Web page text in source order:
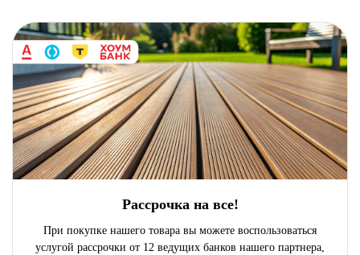
Рассрочка на все!
При покупке нашего товара вы можете воспользоваться
услугой рассрочки от 12 ведущих банков нашего партнера,